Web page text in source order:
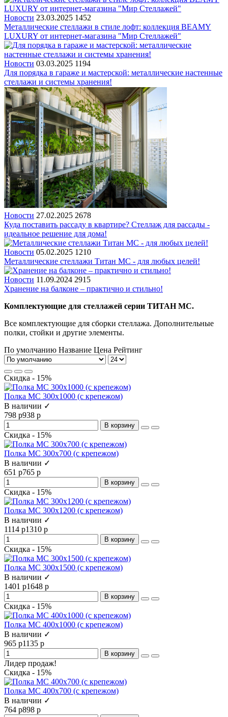
Новости 23.03.2025 1452
Металлические стеллажи в стиле лофт: коллекция BEAMY
LUXURY от интернет-магазина "Мир Стеллажей"
Новости 03.03.2025 1194
Для порядка в гараже и мастерской: металлические настенные
стеллажи и системы хранения!
Новости 27.02.2025 2678
Куда поставить рассаду в квартире? Стеллаж для рассады -
идеальное решение для дома!
Новости 05.02.2025 1210
Металлические стеллажи Титан МС - для любых целей!
Новости 11.09.2024 2915
Хранение на балконе – практично и стильно!
Комплектующие для стеллажей серии ТИТАН МС.
Все комплектующие для сборки стеллажа. Дополнительные
полки, стойки и другие элементы.
По умолчанию Название Цена Рейтинг
Скидка - 15%
Полка МС 300x1000 (с крепежом)
В наличии ✓
798 р938 р
В корзину
Скидка - 15%
Полка МС 300x700 (с крепежом)
В наличии ✓
651 р765 р
В корзину
Скидка - 15%
Полка МС 300х1200 (с крепежом)
В наличии ✓
1114 р1310 р
В корзину
Скидка - 15%
Полка МС 300х1500 (с крепежом)
В наличии ✓
1401 р1648 р
В корзину
Скидка - 15%
Полка МС 400x1000 (с крепежом)
В наличии ✓
965 р1135 р
В корзину
Лидер продаж!
Скидка - 15%
Полка МС 400x700 (с крепежом)
В наличии ✓
764 р898 р